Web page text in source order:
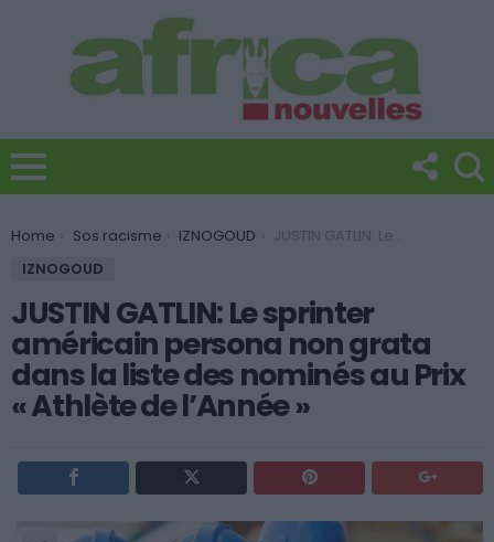
You are here:
Home Sos racisme IZNOGOUD
JUSTIN GATLIN: Le sprinter américain persona non grata dans la liste des nominés au Prix « Athlète de l’Année »
IZNOGOUD
JUSTIN GATLIN: Le sprinter
américain persona non grata
dans la liste des nominés au Prix
« Athlète de l’Année »